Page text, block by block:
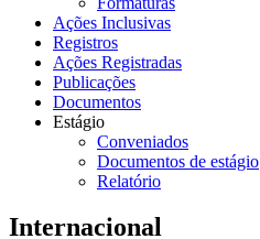
Ações Inclusivas
Registros
Ações Registradas
Publicações
Documentos
Estágio
Conveniados
Documentos de estágio
Relatório
Internacional